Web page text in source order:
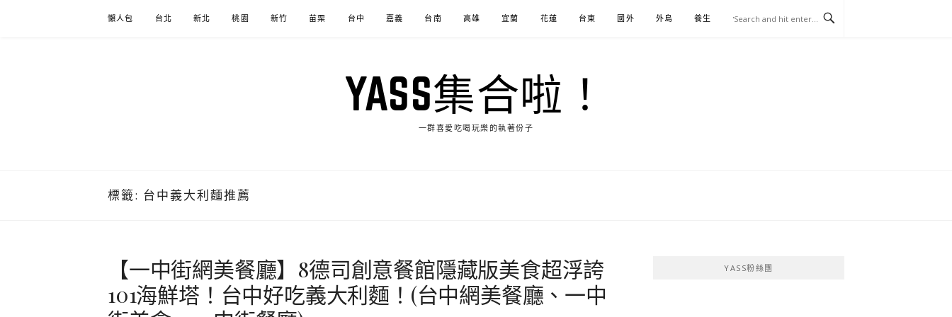
懶人包 台北 新北 桃園 新竹 苗栗 台中 嘉義 台南 高雄 宜蘭 花蓮 台東 國外 外島 養生 伴手禮
YASS集合啦！
一群喜愛吃喝玩樂的執著份子
標籤: 台中義大利麵推薦
【一中街網美餐廳】8德司創意餐館隱藏版美食超浮誇
101海鮮塔！台中好吃義大利麵！(台中網美餐廳、一中
YASS粉絲團